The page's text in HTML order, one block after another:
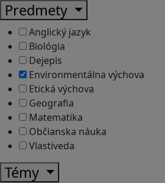
Predmety
Anglický jazyk
Biológia
Dejepis
Environmentálna výchova
Etická výchova
Geografia
Matematika
Občianska náuka
Vlastiveda
Témy